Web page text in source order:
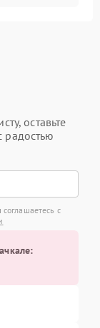
оставьте
радостью
с